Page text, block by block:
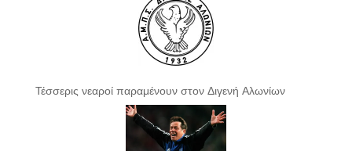
Τέσσερις νεαροί παραμένουν στον Διγενή Αλωνίων